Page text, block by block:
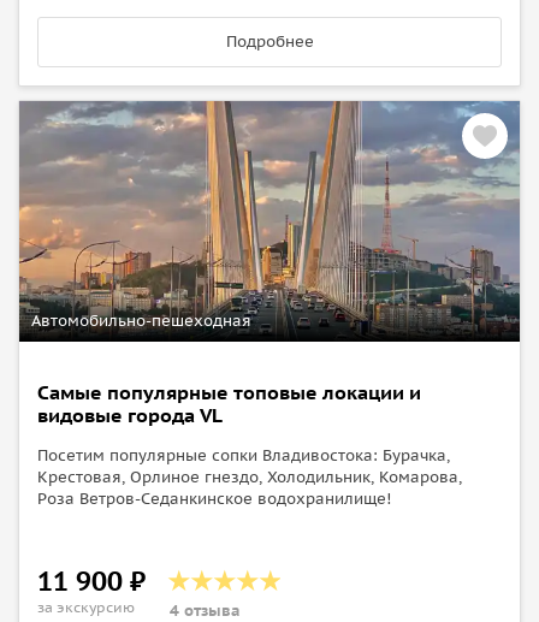
Подробнее
Автомобильно-пешеходная
Самые популярные топовые локации и
видовые города VL
Посетим популярные сопки Владивостока: Бурачка,
Крестовая, Орлиное гнездо, Холодильник, Комарова,
Роза Ветров-Седанкинское водохранилище!
11 900 ₽
за экскурсию 4 отзыва